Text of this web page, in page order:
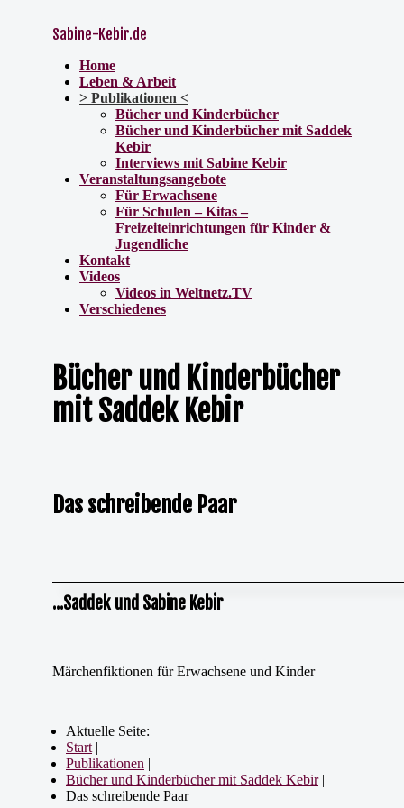
Sabine-Kebir.de
Home
Leben & Arbeit
Publikationen
Bücher und Kinderbücher
Bücher und Kinderbücher mit Saddek
Kebir
Interviews mit Sabine Kebir
Veranstaltungsangebote
Für Erwachsene
Für Schulen – Kitas –
Freizeiteinrichtungen für Kinder &
Jugendliche
Kontakt
Videos
Videos in Weltnetz.TV
Verschiedenes
Bücher und Kinderbücher
mit Saddek Kebir
Das schreibende Paar
...Saddek und Sabine Kebir
Märchenfiktionen für Erwachsene und Kinder
Aktuelle Seite:
Start |
Publikationen |
Bücher und Kinderbücher mit Saddek Kebir |
Das schreibende Paar